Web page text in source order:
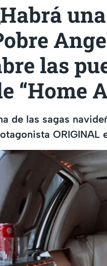
las
“Home
de las sagas
ORIGINAL